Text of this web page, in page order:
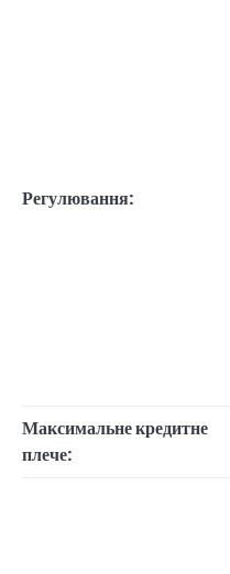
Регулювання:
Максимальне кредитне
плече: